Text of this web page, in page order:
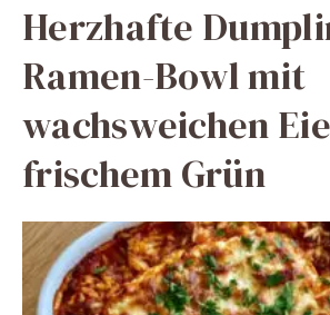
Herzhafte
Ramen-Bowl mit
wachsweichen
frischem Grün